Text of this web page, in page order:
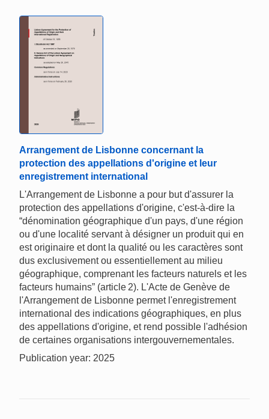
Arrangement de Lisbonne concernant la
protection des appellations d'origine et leur
enregistrement international
L'Arrangement de Lisbonne a pour but d'assurer la
protection des appellations d'origine, c'est‑à‑dire la
“dénomination géographique d'un pays, d'une région
ou d'une localité servant à désigner un produit qui en
est originaire et dont la qualité ou les caractères sont
dus exclusivement ou essentiellement au milieu
géographique, comprenant les facteurs naturels et les
facteurs humains” (article 2). L'Acte de Genève de
l'Arrangement de Lisbonne permet l'enregistrement
international des indications géographiques, en plus
des appellations d'origine, et rend possible l'adhésion
de certaines organisations intergouvernementales.
Publication year: 2025